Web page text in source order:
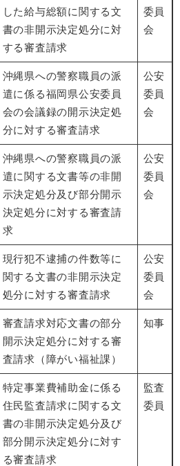
した給与総額に関する文
書の非開示決定処分に対
する審査請求
委員
会
沖縄県への警察職員の派
遣に係る福岡県公安委員
会の会議録の開示決定処
分に対する審査請求
公安
委員
会
沖縄県への警察職員の派
遣に関する文書等の非開
示決定処分及び部分開示
決定処分に対する審査請
求
公安
委員
会
現行犯不逮捕の件数等に
関する文書の非開示決定
処分に対する審査請求
公安
委員
会
審査請求対応文書の部分
開示決定処分に対する審
査請求（障がい福祉課）
知事
特定事業費補助金に係る
住民監査請求に関する文
書の非開示決定処分及び
部分開示決定処分に対す
る審査請求
監査
委員